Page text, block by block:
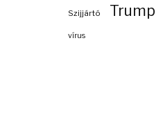
Szijjártó Trump
vírus